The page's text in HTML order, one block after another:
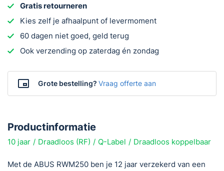
Gratis retourneren
Kies zelf je afhaalpunt of levermoment
60 dagen niet goed, geld terug
Ook verzending op zaterdag én zondag
Grote bestelling? Vraag offerte aan
Productinformatie
10 jaar Draadloos (RF) Q-Label Draadloos koppelbaar
Met de ABUS RWM250 ben je 12 jaar verzekerd van een